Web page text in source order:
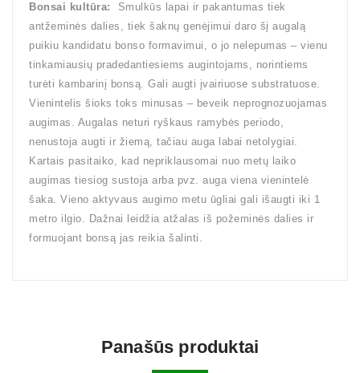
Bonsai kultūra: Smulkūs lapai ir pakantumas tiek
antžeminės dalies, tiek šaknų genėjimui daro šį augalą
puikiu kandidatu bonso formavimui, o jo nelepumas – vienu
tinkamiausių pradedantiesiems augintojams, norintiems
turėti kambarinį bonsą. Gali augti įvairiuose substratuose.
Vienintelis šioks toks minusas – beveik neprognozuojamas
augimas. Augalas neturi ryškaus ramybės periodo,
nenustoja augti ir žiemą, tačiau auga labai netolygiai.
Kartais pasitaiko, kad nepriklausomai nuo metų laiko
augimas tiesiog sustoja arba pvz. auga viena vienintelė
šaka. Vieno aktyvaus augimo metu ūgliai gali išaugti iki 1
metro ilgio. Dažnai leidžia atžalas iš požeminės dalies ir
formuojant bonsą jas reikia šalinti.
Panašūs produktai